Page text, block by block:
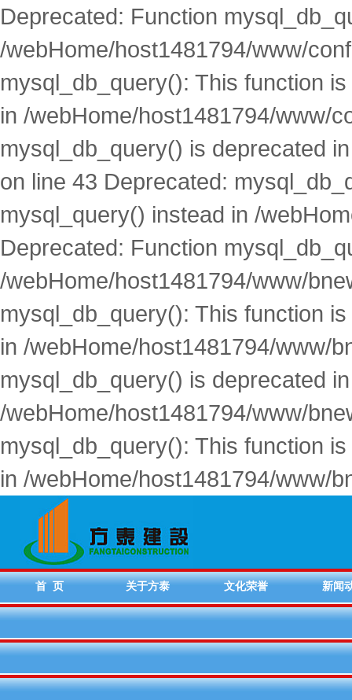
Deprecated: Function
/webHome/host1481794/www/
mysql_db_query(): This function
in /webHome/host1481794/www/
mysql_db_query() is deprecated
on line 43 Deprecated:
mysql_query() instead in /
Deprecated: Function
/webHome/host1481794/www/
mysql_db_query(): This function
in /webHome/host1481794/www/
mysql_db_query() is deprecated in
/webHome/host1481794/www/
mysql_db_query(): This function
in /webHome/host1481794/www/
首 页 关于方泰 文化荣誉 新闻